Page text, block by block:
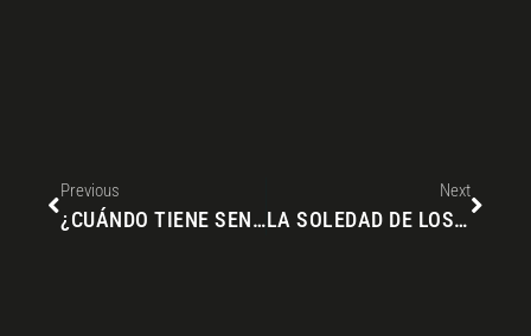
Previous
¿CUÁNDO TIENE SENTIDO APOSTAR POR COACHING DE EQUIPO?
Next
LA SOLEDAD DE LOS LÍDERES: AFRONTAR EL PESO DE DECIDIR EN UN MUNDO CADA VEZ MÁS COMPLEJO